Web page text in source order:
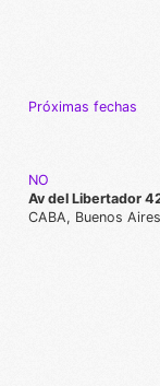
Próximas fechas
NO
Av del Libertador
CABA, Buenos Aires